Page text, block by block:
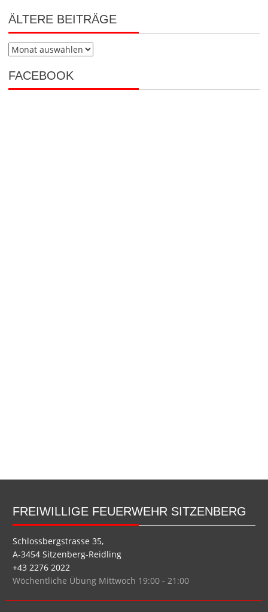
ÄLTERE BEITRÄGE
Ältere
FACEBOOK
FREIWILLIGE FEUERWEHR SITZENBERG
Schlossbergstrasse 35,
A-3454 Sitzenberg-Reidling
+43 2276 2022
Wöchentliche Übung Mittwoch 19:00 - 21:00